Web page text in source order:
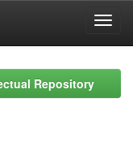
Repository